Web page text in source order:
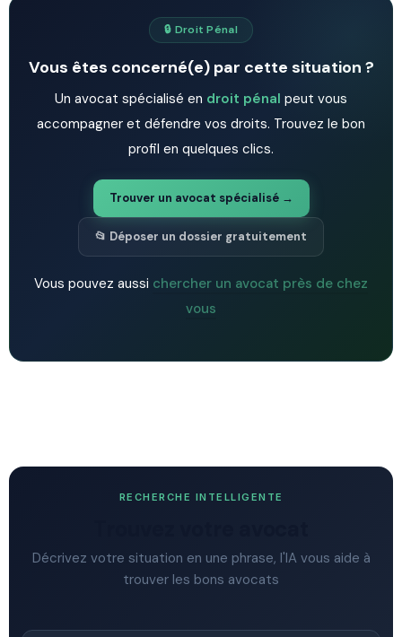
🔒 Droit Pénal
Vous êtes concerné(e) par cette situation ?
Un avocat spécialisé en droit pénal peut vous
accompagner et défendre vos droits. Trouvez le bon
profil en quelques clics.
Trouver un avocat spécialisé →
📂 Déposer un dossier gratuitement
Vous pouvez aussi chercher un avocat près de chez
vous
RECHERCHE INTELLIGENTE
Décrivez votre situation en une phrase, l'IA vous aide à
trouver les bons avocats